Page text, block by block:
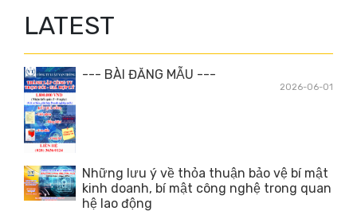
LATEST
--- BÀI ĐĂNG MẪU ---
2026-06-01
Những lưu ý về thỏa thuận bảo vệ bí mật
kinh doanh, bí mật công nghệ trong quan
hệ lao động